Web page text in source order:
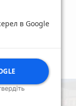
в Google